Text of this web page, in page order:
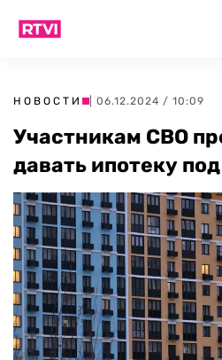
НОВОСТИ | 06.12.2024 / 10:09
Участникам СВО
давать ипотеку под